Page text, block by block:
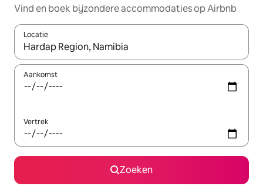
Vind en boek bijzondere accommodaties op Airbnb
Locatie
Wanneer er resultaten beschikbaar zijn, maak je een keuze
Aankomst
Vertrek
Zoeken